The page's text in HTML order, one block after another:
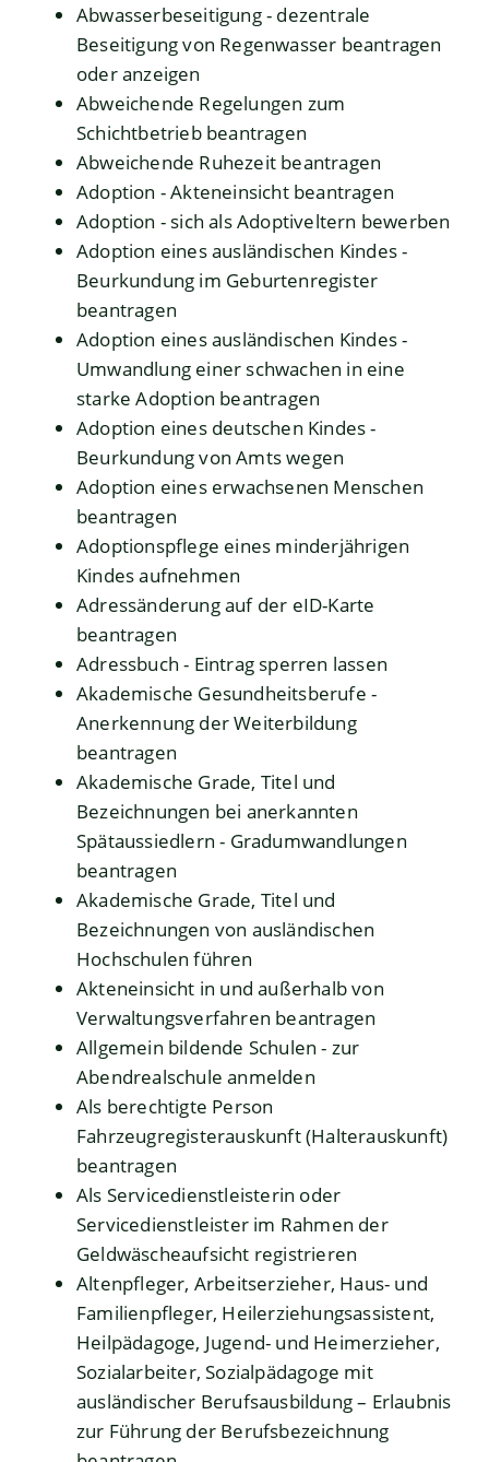
Abwasserbeseitigung - dezentrale
Beseitigung von Regenwasser beantragen
oder anzeigen
Abweichende Regelungen zum
Schichtbetrieb beantragen
Abweichende Ruhezeit beantragen
Adoption - Akteneinsicht beantragen
Adoption - sich als Adoptiveltern bewerben
Adoption eines ausländischen Kindes -
Beurkundung im Geburtenregister
beantragen
Adoption eines ausländischen Kindes -
Umwandlung einer schwachen in eine
starke Adoption beantragen
Adoption eines deutschen Kindes -
Beurkundung von Amts wegen
Adoption eines erwachsenen Menschen
beantragen
Adoptionspflege eines minderjährigen
Kindes aufnehmen
Adressänderung auf der eID-Karte
beantragen
Adressbuch - Eintrag sperren lassen
Akademische Gesundheitsberufe -
Anerkennung der Weiterbildung
beantragen
Akademische Grade, Titel und
Bezeichnungen bei anerkannten
Spätaussiedlern - Gradumwandlungen
beantragen
Akademische Grade, Titel und
Bezeichnungen von ausländischen
Hochschulen führen
Akteneinsicht in und außerhalb von
Verwaltungsverfahren beantragen
Allgemein bildende Schulen - zur
Abendrealschule anmelden
Als berechtigte Person
Fahrzeugregisterauskunft (Halterauskunft)
beantragen
Als Servicedienstleisterin oder
Servicedienstleister im Rahmen der
Geldwäscheaufsicht registrieren
Altenpfleger, Arbeitserzieher, Haus- und
Familienpfleger, Heilerziehungsassistent,
Heilpädagoge, Jugend- und Heimerzieher,
Sozialarbeiter, Sozialpädagoge mit
ausländischer Berufsausbildung – Erlaubnis
zur Führung der Berufsbezeichnung